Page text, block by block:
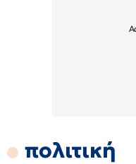
πολιτική